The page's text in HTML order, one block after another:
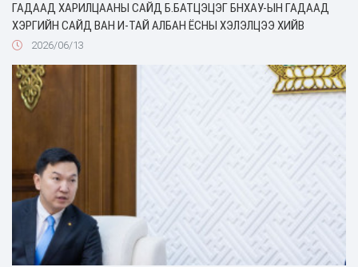
ГАДААД ХАРИЛЦААНЫ САЙД Б.БАТЦЭЦЭГ БНХАУ-ЫН ГАДААД
ХЭРГИЙН САЙД ВАН И-ТАЙ АЛБАН ЁСНЫ ХЭЛЭЛЦЭЭ ХИЙВ
2026/06/13